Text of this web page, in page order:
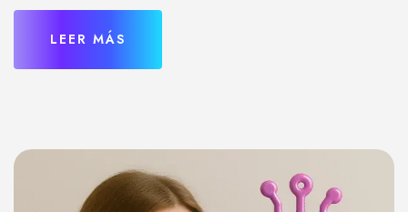
LEER MÁS